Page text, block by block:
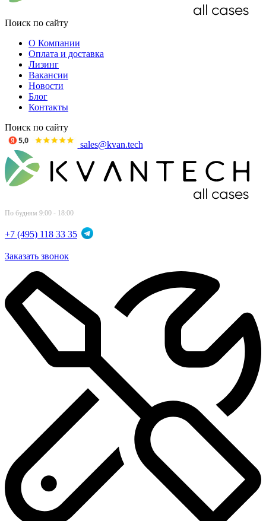
Поиск по сайту
О Компании
Оплата и доставка
Лизинг
Вакансии
Новости
Блог
Контакты
Поиск по сайту
sales@kvan.tech
По будням 9:00 - 18:00
+7 (495) 118 33 35
Заказать звонок